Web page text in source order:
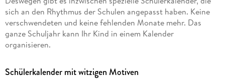
sich an den Rhythmus der Schulen angepasst haben. Keine
verschwendeten und keine fehlenden Monate mehr. Das
ganze Schuljahr kann Ihr Kind in einem Kalender
organisieren.
Schülerkalender mit witzigen Motiven